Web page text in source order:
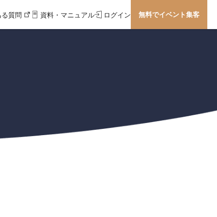
質問 資料・マニュアル ログイン 無料でイベント集客